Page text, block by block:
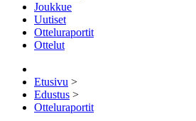
Joukkue
Uutiset
Otteluraportit
Ottelut
Etusivu >
Edustus >
Otteluraportit